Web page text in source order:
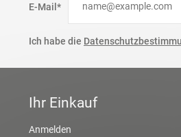
E-Mail*
Ich habe die
Ihr Einkauf
Anmelden